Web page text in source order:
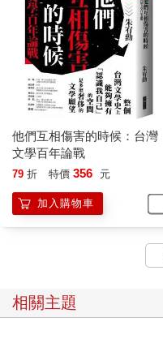
他們互相傷害的時候：台灣
文學百年論戰
79 折 特價 356 元
加入購物車
相關主題